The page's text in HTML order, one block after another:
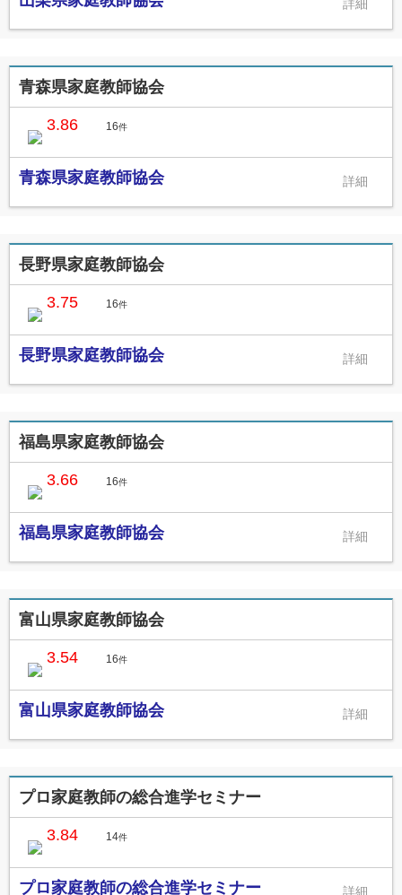
青森県家庭教師協会
3.86 16件
青森県家庭教師協会
長野県家庭教師協会
3.75 16件
長野県家庭教師協会
福島県家庭教師協会
3.66 16件
福島県家庭教師協会
富山県家庭教師協会
3.54 16件
富山県家庭教師協会
プロ家庭教師の総合進学セミナー
3.84 14件
プロ家庭教師の総合進学セミナー